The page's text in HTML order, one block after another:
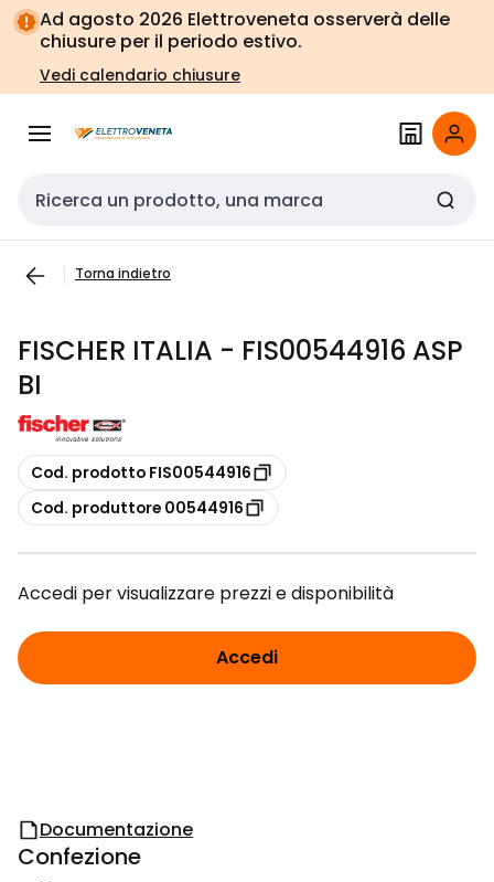
Vai alla
navigazione
Vai
alla
pagina
Ad agosto 2026 Elettroveneta osserverà delle
chiusure per il periodo estivo.
Vedi calendario chiusure
Cerca input
Torna indietro
FISCHER ITALIA - FIS00544916 ASP
BI
copia
Cod. prodotto FIS00544916
copia
Cod. produttore 00544916
Accedi per visualizzare prezzi e disponibilità
Accedi
Documentazione
Confezione